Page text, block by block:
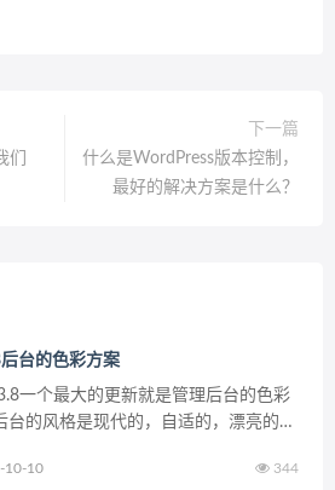
们
下一篇
什么是WordPress版本控制，
最好的解决方案是什么？
台的色彩方案
一个最大的更新就是管理后台的色彩
台的风格是现代的，自适的，漂亮的。
10-10 344